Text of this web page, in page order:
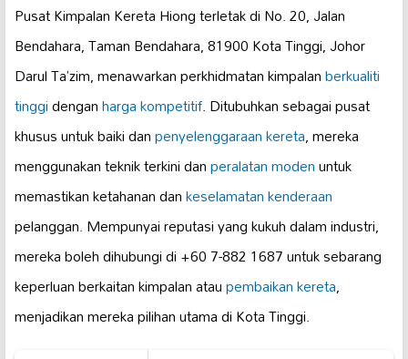
Pusat Kimpalan Kereta Hiong terletak di No. 20, Jalan
Bendahara, Taman Bendahara, 81900 Kota Tinggi, Johor
Darul Ta’zim, menawarkan perkhidmatan kimpalanberkualiti
tinggidenganharga kompetitif. Ditubuhkan sebagai pusat
khusus untuk baiki danpenyelenggaraan kereta, mereka
menggunakan teknik terkini danperalatan modenuntuk
memastikan ketahanan dankeselamatan kenderaan
pelanggan. Mempunyai reputasi yang kukuh dalam industri,
mereka boleh dihubungi di +60 7-882 1687 untuk sebarang
keperluan berkaitan kimpalan ataupembaikan kereta,
menjadikan mereka pilihan utama di Kota Tinggi.